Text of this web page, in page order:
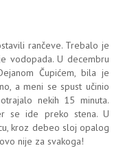
rančeve. Trebalo je
vodopada. U decembru
Čupićem, bila je
a meni se spust učinio
nekih 15 minuta.
se ide preko stena. U
kroz debeo sloj opalog
nije za svakoga!